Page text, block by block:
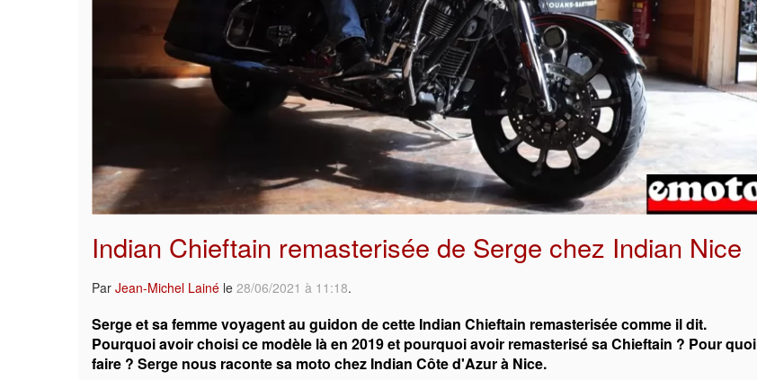
Indian Chieftain remasterisée de Serge chez Indian Nice
Par Jean-Michel Lainé le 28/06/2021 à 11:18.
Serge et sa femme voyagent au guidon de cette Indian Chieftain remasterisée comme il dit.
Pourquoi avoir choisi ce modèle là en 2019 et pourquoi avoir remasterisé sa Chieftain ? Pour quoi
faire ? Serge nous raconte sa moto chez Indian Côte d'Azur à Nice.